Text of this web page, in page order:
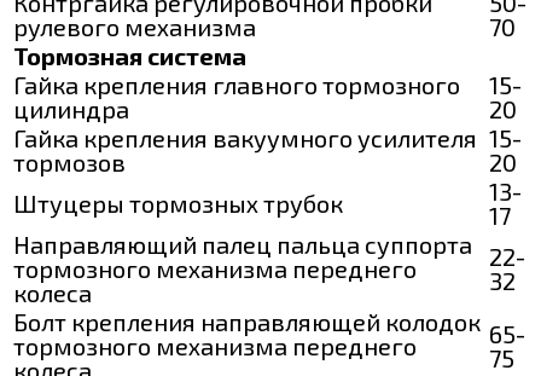
рулевого механизма
70
Тормозная система
Гайка крепления главного тормозного
цилиндра
15-
20
Гайка крепления вакуумного усилителя
тормозов
15-
20
Штуцеры тормозных трубок
13-
17
Направляющий палец пальца суппорта
тормозного механизма переднего
колеса
22-
32
Болт крепления направляющей колодок
тормозного механизма переднего
колеса
65-
75